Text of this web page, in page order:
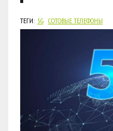
ТЕГИ: 5G СОТОВЫЕ ТЕЛЕФОНЫ